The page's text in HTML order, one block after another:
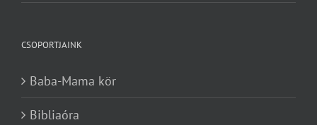
CSOPORTJAINK
Baba-Mama kör
Bibliaóra